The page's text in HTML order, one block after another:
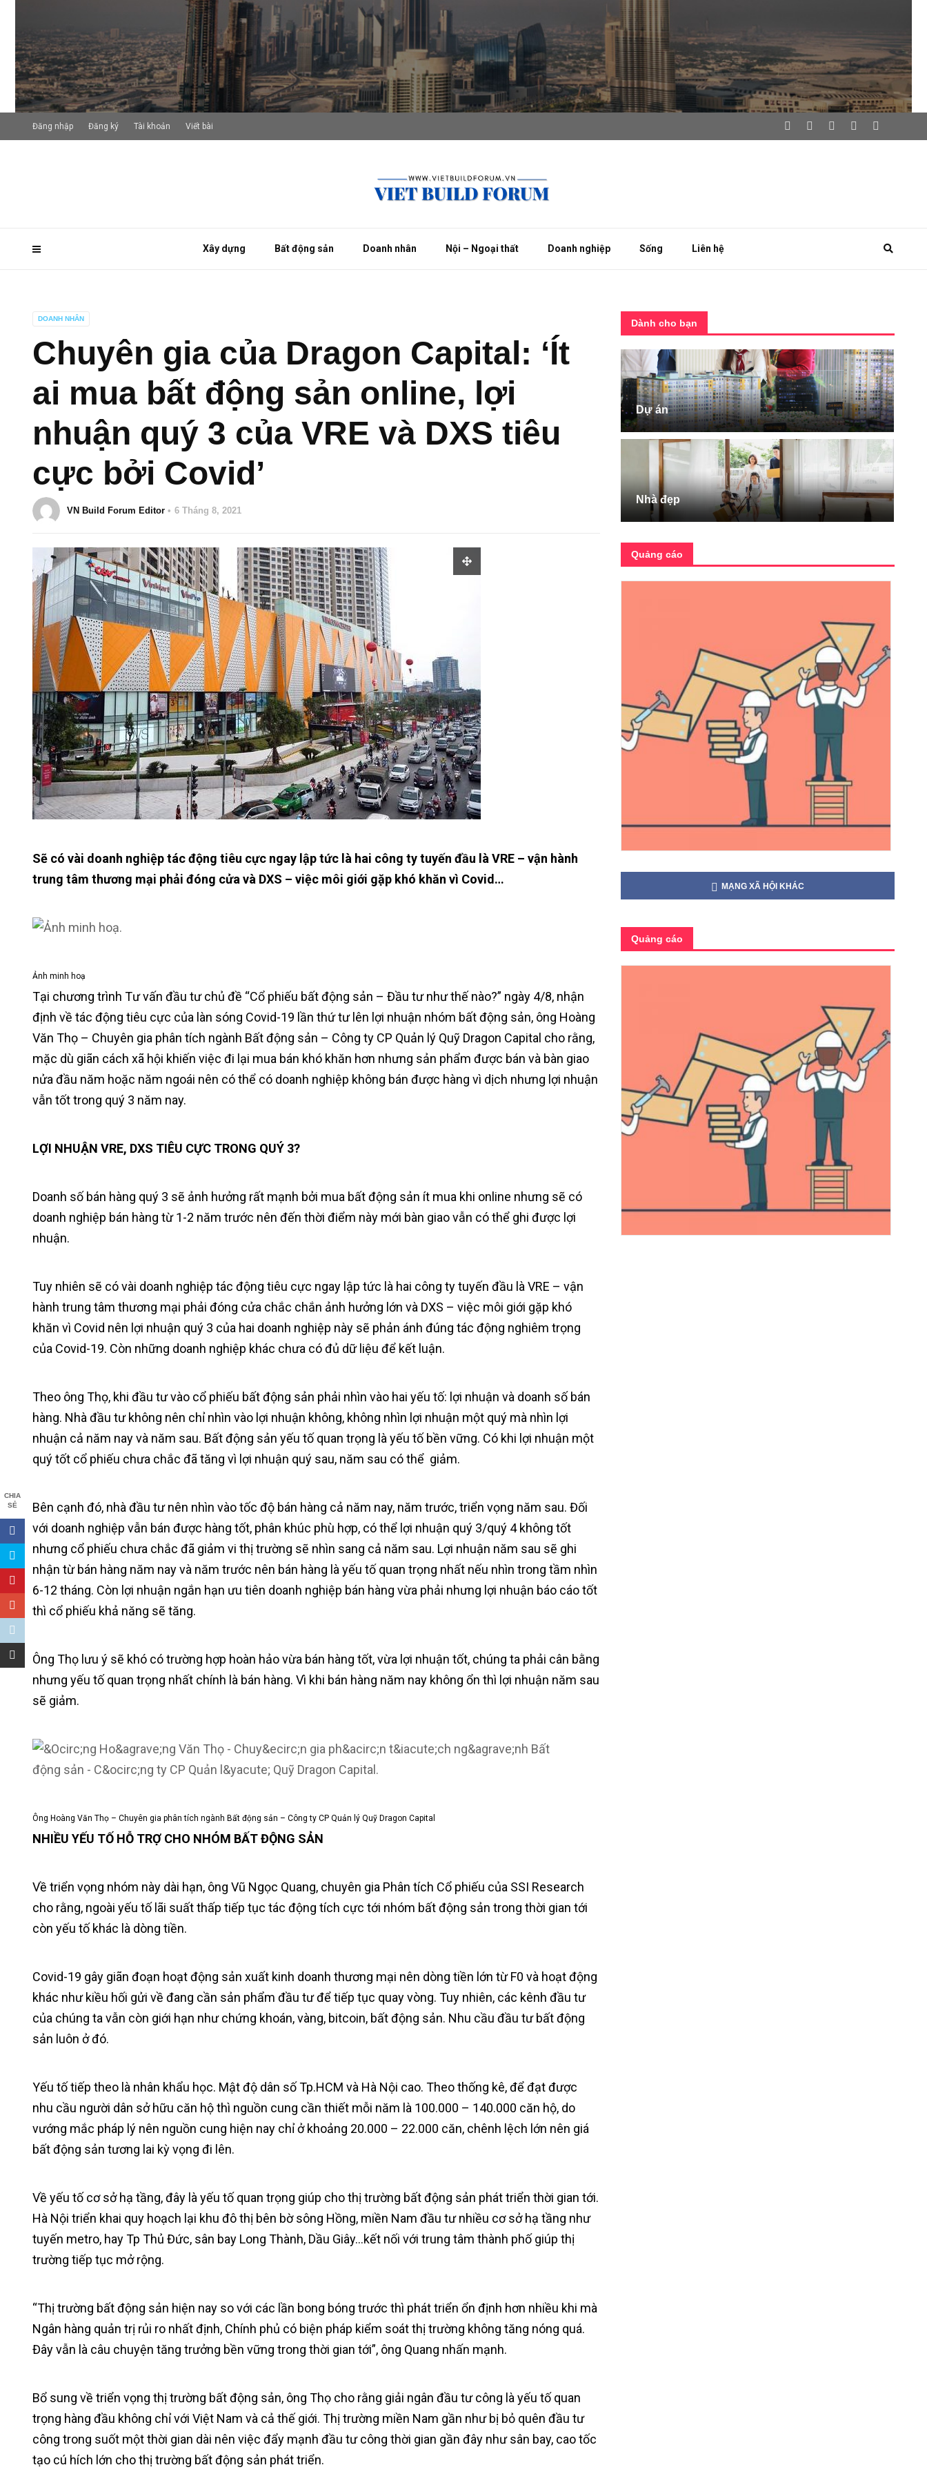
Xây dựng Bất động sản Doanh nhân Nội – Ngoại thất Doanh nghiệp Sống Liên hệ
Đăng nhập Đăng ký Tài khoản Viết bài
DOANH NHÂN
Chuyên gia của Dragon Capital: ‘Ít
ai mua bất động sản online, lợi
nhuận quý 3 của VRE và DXS tiêu
cực bởi Covid’
VN Build Forum Editor 6 Tháng 8, 2021
CHIA
SẺ
Sẽ có vài doanh nghiệp tác động tiêu cực ngay lập tức là hai công ty tuyến đầu là VRE – vận hành
trung tâm thương mại phải đóng cửa và DXS – việc môi giới gặp khó khăn vì Covid…
Ảnh minh hoạ
Tại chương trình Tư vấn đầu tư chủ đề “Cổ phiếu bất động sản – Đầu tư như thế nào?” ngày 4/8, nhận
định về tác động tiêu cực của làn sóng Covid-19 lần thứ tư lên lợi nhuận nhóm bất động sản, ông Hoàng
Văn Thọ – Chuyên gia phân tích ngành Bất động sản – Công ty CP Quản lý Quỹ Dragon Capital cho rằng,
mặc dù giãn cách xã hội khiến việc đi lại mua bán khó khăn hơn nhưng sản phẩm được bán và bàn giao
nửa đầu năm hoặc năm ngoái nên có thể có doanh nghiệp không bán được hàng vì dịch nhưng lợi nhuận
vẫn tốt trong quý 3 năm nay.
LỢI NHUẬN VRE, DXS TIÊU CỰC TRONG QUÝ 3?
Doanh số bán hàng quý 3 sẽ ảnh hưởng rất mạnh bởi mua bất động sản ít mua khi online nhưng sẽ có
doanh nghiệp bán hàng từ 1-2 năm trước nên đến thời điểm này mới bàn giao vẫn có thể ghi được lợi
nhuận.
Tuy nhiên sẽ có vài doanh nghiệp tác động tiêu cực ngay lập tức là hai công ty tuyến đầu là VRE – vận
hành trung tâm thương mại phải đóng cửa chắc chắn ảnh hưởng lớn và DXS – việc môi giới gặp khó
khăn vì Covid nên lợi nhuận quý 3 của hai doanh nghiệp này sẽ phản ánh đúng tác động nghiêm trọng
của Covid-19. Còn những doanh nghiệp khác chưa có đủ dữ liệu để kết luận.
Theo ông Thọ, khi đầu tư vào cổ phiếu bất động sản phải nhìn vào hai yếu tố: lợi nhuận và doanh số bán
hàng. Nhà đầu tư không nên chỉ nhìn vào lợi nhuận không, không nhìn lợi nhuận một quý mà nhìn lợi
nhuận cả năm nay và năm sau. Bất động sản yếu tố quan trọng là yếu tố bền vững. Có khi lợi nhuận một
quý tốt cổ phiếu chưa chắc đã tăng vì lợi nhuận quý sau, năm sau có thể giảm.
Bên cạnh đó, nhà đầu tư nên nhìn vào tốc độ bán hàng cả năm nay, năm trước, triển vọng năm sau. Đối
với doanh nghiệp vẫn bán được hàng tốt, phân khúc phù hợp, có thể lợi nhuận quý 3/quý 4 không tốt
nhưng cổ phiếu chưa chắc đã giảm vi thị trường sẽ nhìn sang cả năm sau. Lợi nhuận năm sau sẽ ghi
nhận từ bán hàng năm nay và năm trước nên bán hàng là yếu tố quan trọng nhất nếu nhìn trong tầm nhìn
6-12 tháng. Còn lợi nhuận ngắn hạn ưu tiên doanh nghiệp bán hàng vừa phải nhưng lợi nhuận báo cáo tốt
thì cổ phiếu khả năng sẽ tăng.
Ông Thọ lưu ý sẽ khó có trường hợp hoàn hảo vừa bán hàng tốt, vừa lợi nhuận tốt, chúng ta phải cân bằng
nhưng yếu tố quan trọng nhất chính là bán hàng. Vì khi bán hàng năm nay không ổn thì lợi nhuận năm sau
sẽ giảm.
Ông Hoàng Văn Thọ – Chuyên gia phân tích ngành Bất động sản – Công ty CP Quản lý Quỹ Dragon Capital
NHIỀU YẾU TỐ HỖ TRỢ CHO NHÓM BẤT ĐỘNG SẢN
Về triển vọng nhóm này dài hạn, ông Vũ Ngọc Quang, chuyên gia Phân tích Cổ phiếu của SSI Research
cho rằng, ngoài yếu tố lãi suất thấp tiếp tục tác động tích cực tới nhóm bất động sản trong thời gian tới
còn yếu tố khác là dòng tiền.
Covid-19 gây giãn đoạn hoạt động sản xuất kinh doanh thương mại nên dòng tiền lớn từ F0 và hoạt động
khác như kiều hối gửi về đang cần sản phẩm đầu tư để tiếp tục quay vòng. Tuy nhiên, các kênh đầu tư
của chúng ta vẫn còn giới hạn như chứng khoán, vàng, bitcoin, bất động sản. Nhu cầu đầu tư bất động
sản luôn ở đó.
Yếu tố tiếp theo là nhân khẩu học. Mật độ dân số Tp.HCM và Hà Nội cao. Theo thống kê, để đạt được
nhu cầu người dân sở hữu căn hộ thì nguồn cung cần thiết mỗi năm là 100.000 – 140.000 căn hộ, do
vướng mắc pháp lý nên nguồn cung hiện nay chỉ ở khoảng 20.000 – 22.000 căn, chênh lệch lớn nên giá
bất động sản tương lai kỳ vọng đi lên.
Về yếu tố cơ sở hạ tầng, đây là yếu tố quan trọng giúp cho thị trường bất động sản phát triển thời gian tới.
Hà Nội triển khai quy hoạch lại khu đô thị bên bờ sông Hồng, miền Nam đầu tư nhiều cơ sở hạ tầng như
tuyến metro, hay Tp Thủ Đức, sân bay Long Thành, Dầu Giây…kết nối với trung tâm thành phố giúp thị
trường tiếp tục mở rộng.
“Thị trường bất động sản hiện nay so với các lần bong bóng trước thì phát triển ổn định hơn nhiều khi mà
Ngân hàng quản trị rủi ro nhất định, Chính phủ có biện pháp kiểm soát thị trường không tăng nóng quá.
Đây vẫn là câu chuyện tăng trưởng bền vững trong thời gian tới”, ông Quang nhấn mạnh.
Bổ sung về triển vọng thị trường bất động sản, ông Thọ cho rằng giải ngân đầu tư công là yếu tố quan
trọng hàng đầu không chỉ với Việt Nam và cả thế giới. Thị trường miền Nam gần như bị bỏ quên đầu tư
công trong suốt một thời gian dài nên việc đẩy mạnh đầu tư công thời gian gần đây như sân bay, cao tốc
tạo cú hích lớn cho thị trường bất động sản phát triển.
Dành cho bạn
Dự án
Nhà đẹp
Quảng cáo
MẠNG XÃ HỘI KHÁC
Quảng cáo